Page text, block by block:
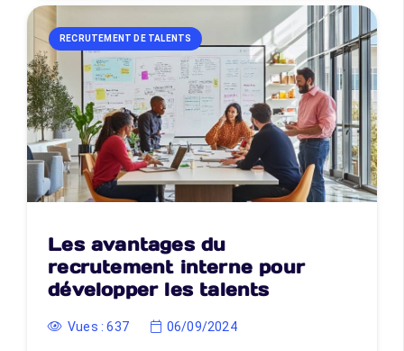
RECRUTEMENT DE TALENTS
Les avantages du
recrutement interne pour
développer les talents
Vues :637 06/09/2024